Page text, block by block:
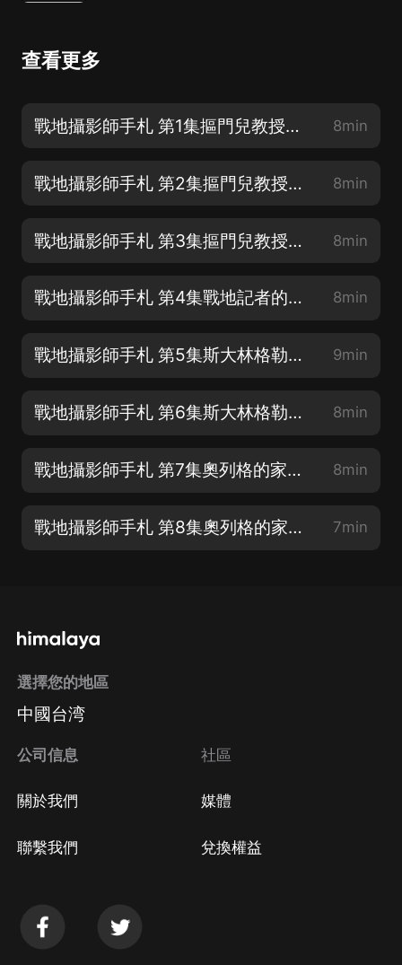
查看更多
戰地攝影師手札 第1集摳門兒教授的禮物 8min
戰地攝影師手札 第2集摳門兒教授的禮物（2） 8min
戰地攝影師手札 第3集摳門兒教授的禮物（3） 8min
戰地攝影師手札 第4集戰地記者的遺物 8min
戰地攝影師手札 第5集斯大林格勒絞肉機（1） 9min
戰地攝影師手札 第6集斯大林格勒絞肉機（2） 8min
戰地攝影師手札 第7集奧列格的家（1） 8min
戰地攝影師手札 第8集奧列格的家（2） 7min
選擇您的地區
中國台湾
公司信息
關於我們
聯繫我們
社區
媒體
兌換權益